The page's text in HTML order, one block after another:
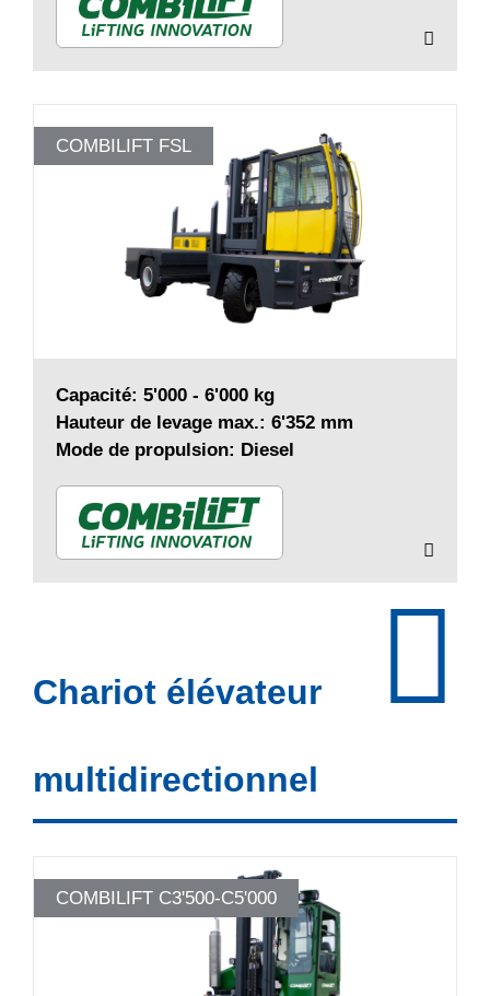
COMBILIFT FSL
Capacité: 5'000 - 6'000 kg
Hauteur de levage max.: 6'352 mm
Mode de propulsion: Diesel
Chariot élévateur
multidirectionnel
COMBILIFT C3'500-C5'000